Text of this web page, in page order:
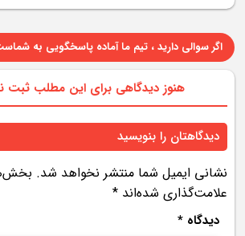
اگر سوالی دارید ، تیم ما آماده پاسخگویی به
هنوز دیدگاهی برای این مطلب
دیدگاهتان را بنویسید
نشانی ایمیل شما منتشر نخواهد شد.
علامت‌گذاری شده‌اند *
دیدگاه *